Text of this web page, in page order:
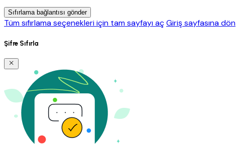
Sıfırlama bağlantısı gönder
Tüm sıfırlama seçenekleri için tam sayfayı açGiriş sayfasına dön
Şifre Sıfırla